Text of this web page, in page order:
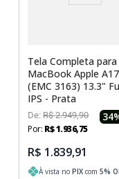
Tela Completa para
MacBook Apple
(EMC 3163) 13.3"
IPS - Prata
De:R$ 2.949,90 34
Por: R$1.936,75
R$ 1.839,91
À vista noPIX com5%